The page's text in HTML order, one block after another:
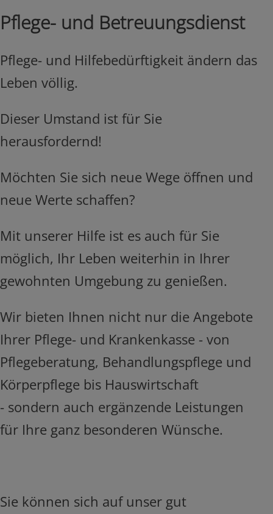
Pflege- und Betreuungsdienst
Pflege- und Hilfebedürftigkeit ändern das
Leben völlig.
Dieser Umstand ist für Sie
herausfordernd!
Möchten Sie sich neue Wege öffnen und
neue Werte schaffen?
Mit unserer Hilfe ist es auch für Sie
möglich, Ihr Leben weiterhin in Ihrer
gewohnten Umgebung zu genießen.
Wir bieten Ihnen nicht nur die Angebote
Ihrer Pflege- und Krankenkasse - von
Pflegeberatung, Behandlungspflege und
Körperpflege bis Hauswirtschaft
- sondern auch ergänzende Leistungen
für Ihre ganz besonderen Wünsche.
Sie können sich auf unser gut